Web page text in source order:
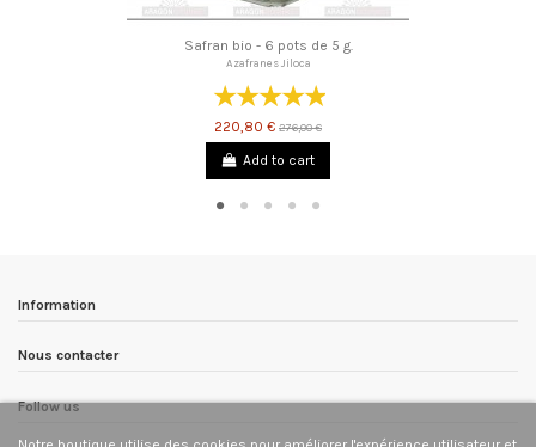
Safran bio - 6 pots de 5 g.
Azafranes Jiloca
220,80 € 276,00 €
Add to cart
Information
Nous contacter
Follow us